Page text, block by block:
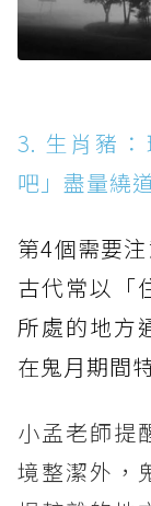
3. 生肖豬
吧」盡量繞
第4個需要
古代常以「
所處的地方
在鬼月期間
小孟老師提
境整潔外，